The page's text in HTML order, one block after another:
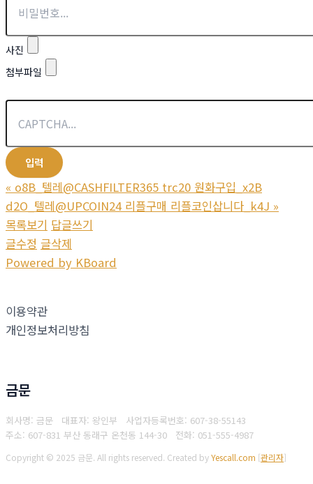
사진
첨부파일
« o8B_텔레@CASHFILTER365 trc20 원화구입_x2B
d2O_텔레@UPCOIN24 리플구매 리플코인삽니다_k4J »
목록보기 답글쓰기
글수정 글삭제
Powered by KBoard
이용약관
개인정보처리방침
금문
회사명: 금문 대표자: 왕인부 사업자등록번호: 607-38-55143
주소: 607-831 부산 동래구 온천동 144-30 전화: 051-555-4987
Copyright © 2025 금문. All rights reserved. Created byYescall.com [관리자]